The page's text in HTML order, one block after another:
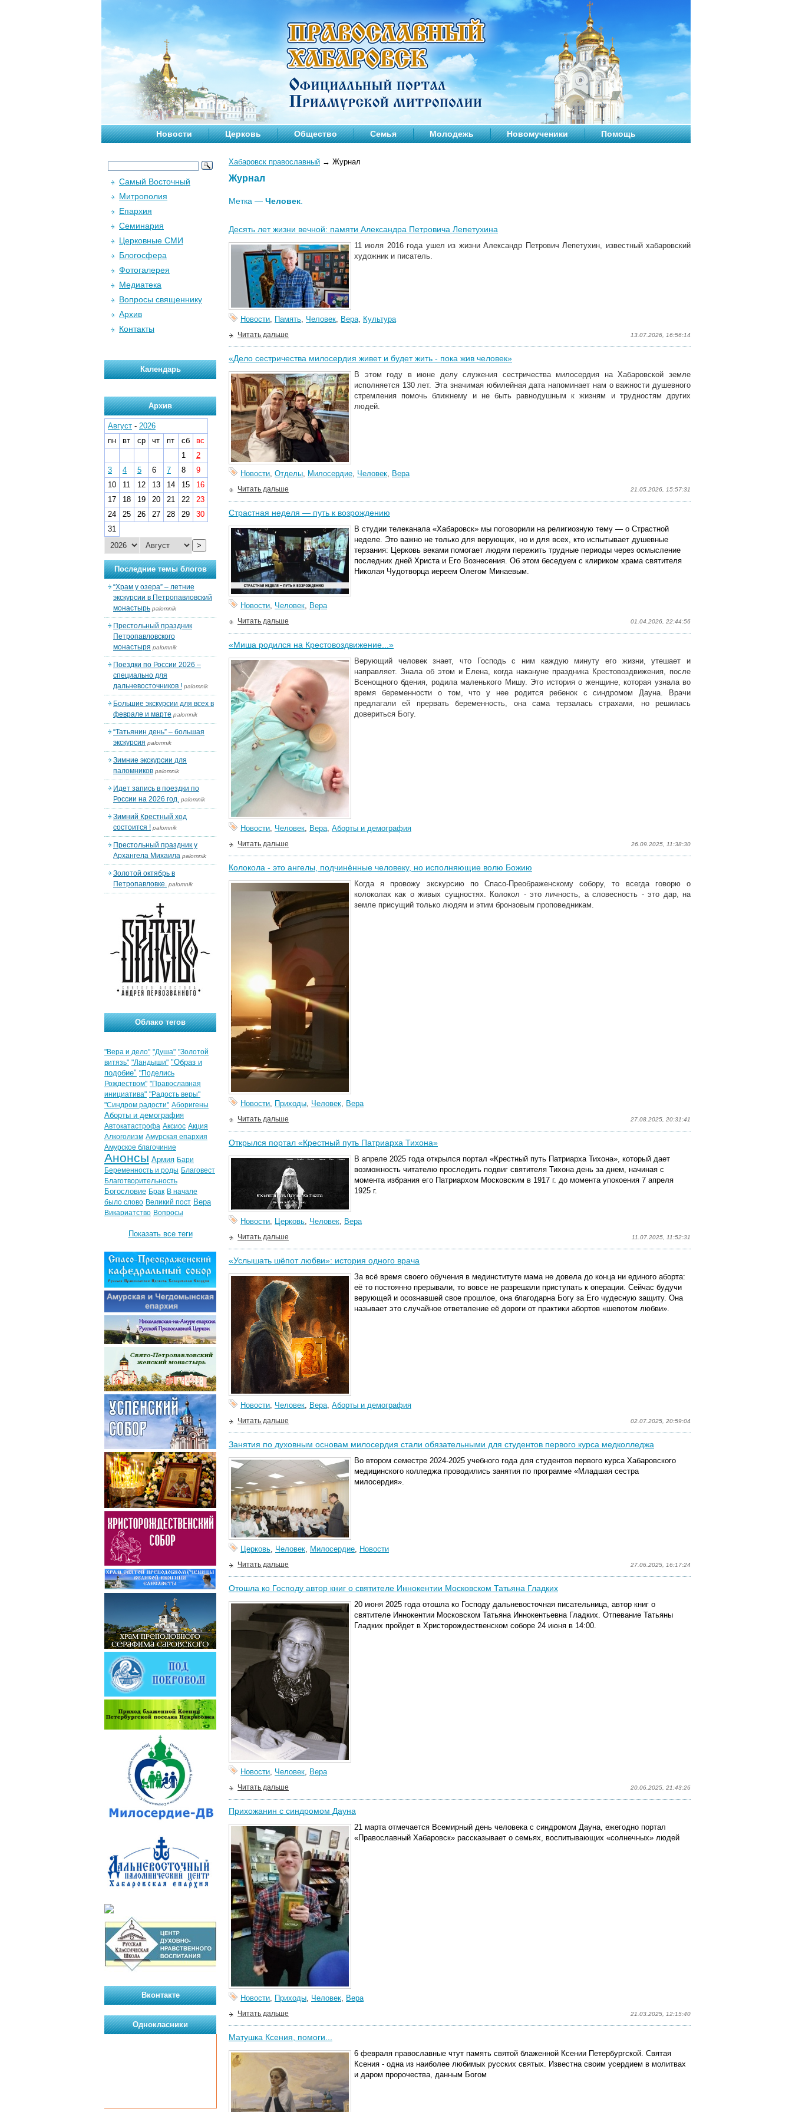
Новости Церковь Общество Семья Молодежь Новомученики Помощь
Хабаровск православный → Журнал
Журнал
Метка — Человек
Десять лет жизни вечной: памяти Александра Петровича Лепетухина
11 июля 2016 года ушел из жизни Александр Петрович Лепетухин, известный хабаровский
художник и писатель.
Новости, Память, Человек, Вера, Культура
13.07.2026, 16:56:14
Читать дальше
«Дело сестричества милосердия живет и будет жить - пока жив человек»
В этом году в июне делу служения сестричества милосердия на Хабаровской земле
исполняется 130 лет. Эта значимая юбилейная дата напоминает нам о важности душевного
стремления помочь ближнему и не быть равнодушным к жизням и трудностям других
людей.
Новости, Отделы, Милосердие, Человек, Вера
21.05.2026, 15:57:31
Читать дальше
Страстная неделя — путь к возрождению
В студии телеканала «Хабаровск» мы поговорили на религиозную тему — о Страстной
неделе. Это важно не только для верующих, но и для всех, кто испытывает душевные
терзания: Церковь веками помогает людям пережить трудные периоды через осмысление
последних дней Христа и Его Вознесения. Об этом беседуем с клириком храма святителя
Николая Чудотворца иереем Олегом Минаевым.
Новости, Человек, Вера
01.04.2026, 22:44:56
Читать дальше
«Миша родился на Крестовоздвижение...»
Верующий человек знает, что Господь с ним каждую минуту его жизни, утешает и
направляет. Знала об этом и Елена, когда накануне праздника Крестовоздвижения, после
Всенощного бдения, родила маленького Мишу. Это история о женщине, которая узнала во
время беременности о том, что у нее родится ребенок с синдромом Дауна. Врачи
предлагали ей прервать беременность, она сама терзалась страхами, но решилась
довериться Богу.
Новости, Человек, Вера, Аборты и демография
26.09.2025, 11:38:30
Читать дальше
Колокола - это ангелы, подчинённые человеку, но исполняющие волю Божию
Когда я провожу экскурсию по Спасо-Преображенскому собору, то всегда говорю о
колоколах как о живых сущностях. Колокол - это личность, а словесность - это дар, на
земле присущий только людям и этим бронзовым проповедникам.
Новости, Приходы, Человек, Вера
27.08.2025, 20:31:41
Читать дальше
Открылся портал «Крестный путь Патриарха Тихона»
В апреле 2025 года открылся портал «Крестный путь Патриарха Тихона», который дает
возможность читателю проследить подвиг святителя Тихона день за днем, начиная с
момента избрания его Патриархом Московским в 1917 г. до момента упокоения 7 апреля
1925 г.
Новости, Церковь, Человек, Вера
11.07.2025, 11:52:31
Читать дальше
«Услышать шёпот любви»: история одного врача
За всё время своего обучения в мединституте мама не довела до конца ни единого аборта:
её то постоянно прерывали, то вовсе не разрешали приступать к операции. Сейчас будучи
верующей и осознавшей свое прошлое, она благодарна Богу за Его чудесную защиту. Она
называет это случайное ответвление её дороги от практики абортов «шепотом любви».
Новости, Человек, Вера, Аборты и демография
02.07.2025, 20:59:04
Читать дальше
Занятия по духовным основам милосердия стали обязательными для студентов первого курса медколледжа
Во втором семестре 2024-2025 учебного года для студентов первого курса Хабаровского
медицинского колледжа проводились занятия по программе «Младшая сестра
милосердия».
Церковь, Человек, Милосердие, Новости
27.06.2025, 16:17:24
Читать дальше
Отошла ко Господу автор книг о святителе Иннокентии Московском Татьяна Гладких
20 июня 2025 года отошла ко Господу дальневосточная писательница, автор книг о
святителе Иннокентии Московском Татьяна Иннокентьевна Гладких. Отпевание Татьяны
Гладких пройдет в Христорождественском соборе 24 июня в 14:00.
Новости, Человек, Вера
20.06.2025, 21:43:26
Читать дальше
Прихожанин с синдромом Дауна
21 марта отмечается Всемирный день человека с синдромом Дауна, ежегодно портал
«Православный Хабаровск» рассказывает о семьях, воспитывающих «солнечных» людей
Новости, Приходы, Человек, Вера
21.03.2025, 12:15:40
Читать дальше
Матушка Ксения, помоги...
6 февраля православные чтут память святой блаженной Ксении Петербургской. Святая
Ксения - одна из наиболее любимых русских святых. Известна своим усердием в молитвах
и даром пророчества, данным Богом
Самый Восточный
Митрополия
Епархия
Семинария
Церковные СМИ
Блогосфера
Фотогалерея
Медиатека
Вопросы священнику
Архив
Контакты
Календарь
Архив
Август - 2026
пн
вт ср чт пт сб
вс
1
2
3
4 5 6 7 8
9
10
11 12 13 14 15
16
17
18 19 20 21 22
23
24
25 26 27 28 29
30
31
>
Последние темы блогов
“Храм у озера” – летние
экскурсии в Петропавловский
монастырь palomnik
Престольный праздник
Петропавловского
монастыря palomnik
Поездки по России 2026 –
специально для
дальневосточников ! palomnik
Большие экскурсии для всех в
феврале и марте palomnik
“Татьянин день” – большая
экскурсия palomnik
Зимние экскурсии для
паломников palomnik
Идет запись в поездки по
России на 2026 год. palomnik
Зимний Крестный ход
состоится ! palomnik
Престольный праздник у
Архангела Михаила palomnik
Золотой октябрь в
Петропавловке. palomnik
Облако тегов
"Вера и дело" "Душа" "Золотой
витязь" "Ландыши" "Образ и
подобие" "Поделись
Рождеством" "Православная
инициатива" "Радость веры"
"Синдром радости" Аборигены
Аборты и демография
Автокатастрофа Аксиос Акция
Алкоголизм Амурская епархия
Амурское благочиние
Анонсы Армия Бари
Беременность и роды Благовест
Благотворительность
Богословие Брак В начале
было слово Великий пост Вера
Викариатство Вопросы
Показать все теги
Вконтакте
Однокласники